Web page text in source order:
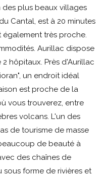
plus beaux villages
Cantal, est à 20 minutes
également très proche.
Aurillac dispose
hôpitaux. Près d'Aurillac
un endroit idéal
est proche de la
vous trouverez, entre
volcans. L'un des
de tourisme de masse
de beauté à
des chaînes de
forme de rivières et